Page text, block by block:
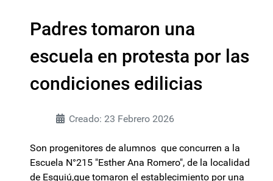
Padres tomaron una
escuela en protesta por las
condiciones edilicias
Creado: 23 Febrero 2026
Son progenitores de alumnos que concurren a la
Escuela N°215 "Esther Ana Romero", de la localidad
de Esquiú,que tomaron el establecimiento por una